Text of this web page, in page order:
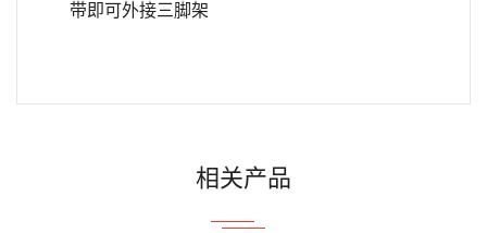
带即可外接三脚架
相关产品